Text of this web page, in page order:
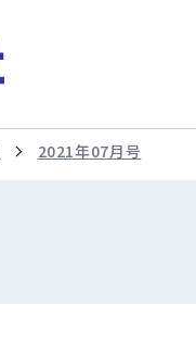
2021年07月号